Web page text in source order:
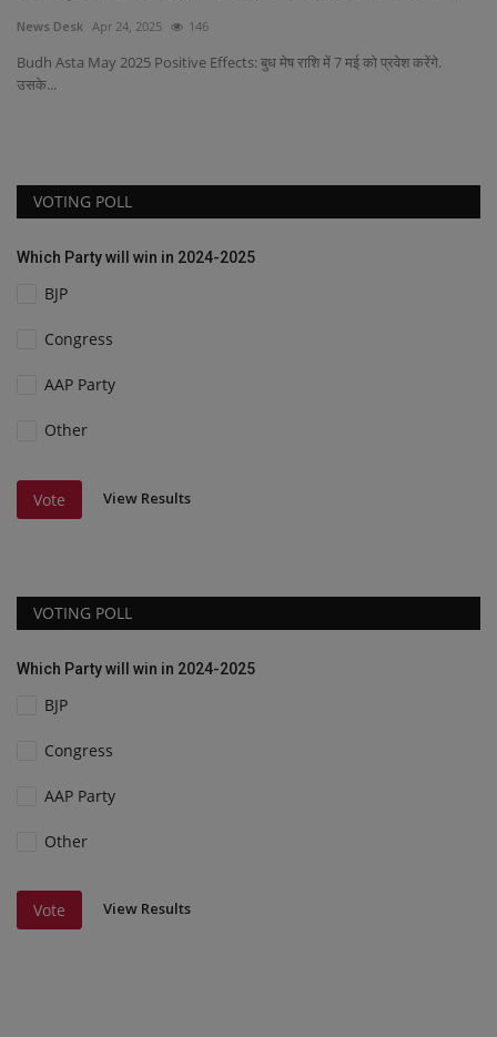
News Desk Apr 24, 2025 146
Budh Asta May 2025 Positive Effects: बुध मेष राशि में 7 मई को प्रवेश करेंगे.
उसके...
VOTING POLL
Which Party will win in 2024-2025
BJP
Congress
AAP Party
Other
Vote View Results
VOTING POLL
Which Party will win in 2024-2025
BJP
Congress
AAP Party
Other
Vote View Results